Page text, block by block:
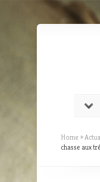
Home »
chasse aux